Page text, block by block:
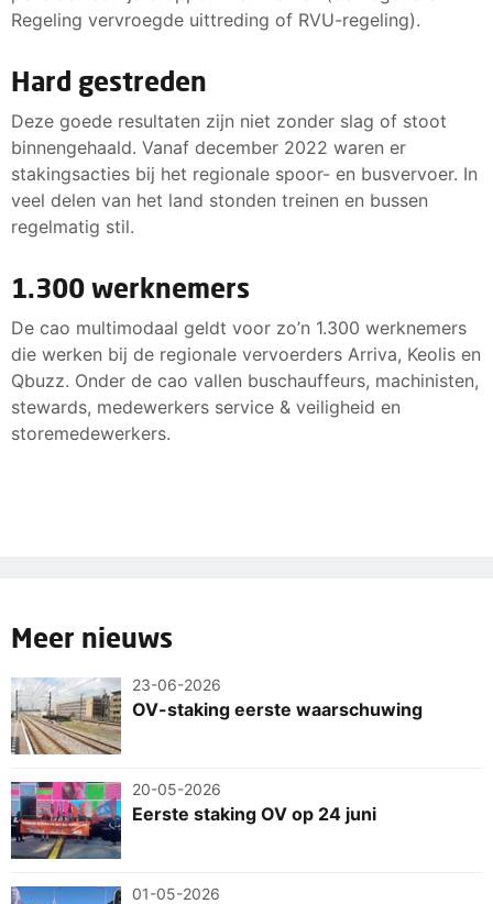
Regeling vervroegde uittreding of RVU-regeling).
Hard gestreden
Deze goede resultaten zijn niet zonder slag of stoot
binnengehaald. Vanaf december 2022 waren er
stakingsacties bij het regionale spoor- en busvervoer. In
veel delen van het land stonden treinen en bussen
regelmatig stil.
1.300 werknemers
De cao multimodaal geldt voor zo’n 1.300 werknemers
die werken bij de regionale vervoerders Arriva, Keolis en
Qbuzz. Onder de cao vallen buschauffeurs, machinisten,
stewards, medewerkers service & veiligheid en
storemedewerkers.
Meer nieuws
23-06-2026
OV-staking eerste waarschuwing
20-05-2026
Eerste staking OV op 24 juni
01-05-2026